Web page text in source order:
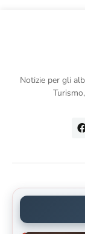
Notizie per gli